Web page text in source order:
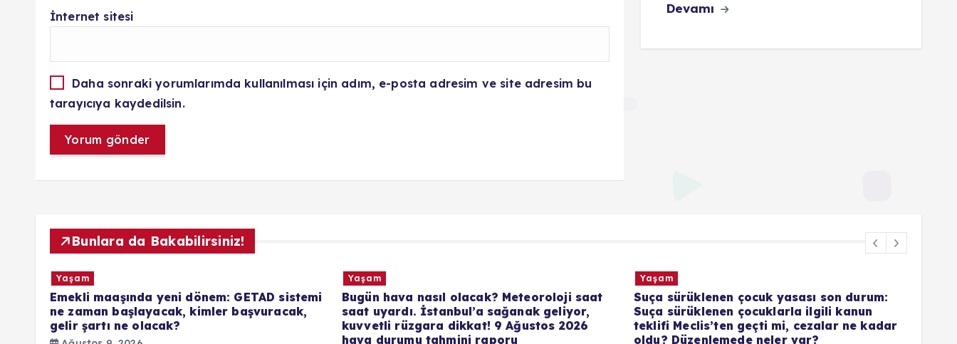
İnternet sitesi
Daha sonraki yorumlarımda kullanılması için adım, e-posta adresim ve site adresim bu
tarayıcıya kaydedilsin.
Devamı
Bunlara da Bakabilirsiniz!
sistemi
Bugün hava nasıl olacak? Meteoroloji saat
saat uyardı. İstanbul’a sağanak geliyor,
kuvvetli rüzgara dikkat! 9 Ağustos 2026
hava durumu tahmini raporu
Suça sürüklenen çocuk yasası son durum:
Suça sürüklenen çocuklarla ilgili kanun
teklifi Meclis’ten geçti mi, cezalar ne kadar
oldu? Düzenlemede neler var?
Kademeli emeklilik çıkacak mı, düzenleme
kimleri kapsayacak 1999 sonrası
sigortalılar için yaş ve prim şartı değişecek
mi? İşte masadaki formül